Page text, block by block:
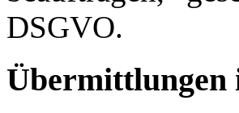
DSGVO.